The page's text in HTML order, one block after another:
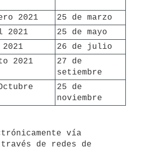
2021
25 de marzo
2021
25 de mayo
26 de julio
2021
27 de
setiembre
25 de
noviembre
de redes de